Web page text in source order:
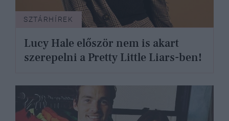
SZTÁRHÍREK
Lucy Hale először nem is akart
szerepelni a Pretty Little Liars-ben!